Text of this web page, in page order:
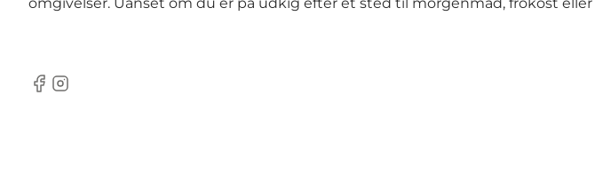
omgivelser. Uanset om du er på udkig efter et sted til morgenmad, frokost
Facebook
Instagram